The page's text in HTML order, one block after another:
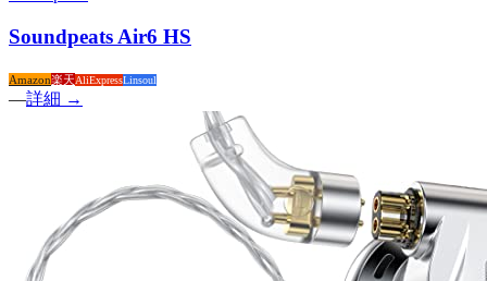
Soundpeats Air6 HS
Amazon楽天AliExpressLinsoul
—詳細 →